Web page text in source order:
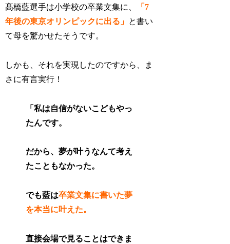
髙橋藍選手は小学校の卒業文集に、
「7
年後の東京オリンピックに出る」 と書い
て母を驚かせたそうです。
しかも、それを実現したのですから、ま
さに有言実行！
「私は自信がないこどもやっ
たんです。
だから、夢が叶うなんて考え
たこともなかった。
でも藍は卒業文集に書いた夢
を本当に叶えた。
直接会場で見ることはできま